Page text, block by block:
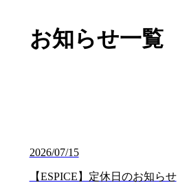
お知らせ一覧
2026/07/15
【ESPICE】定休日のお知らせ